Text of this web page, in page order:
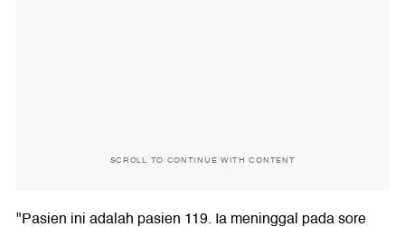
SCROLL TO CONTINUE WITH CONTENT
"Pasien ini adalah pasien 119. Ia meninggal pada sore